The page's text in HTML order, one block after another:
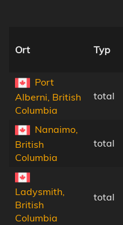
Ort Typ
Port
Alberni, British
Columbia
total
Nanaimo,
British
Columbia
total
Ladysmith,
British
Columbia
total